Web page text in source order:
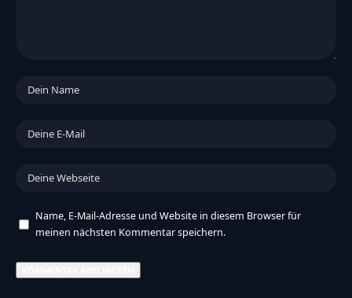
Name, E-Mail-Adresse und Website in diesem Browser für
meinen nächsten Kommentar speichern.